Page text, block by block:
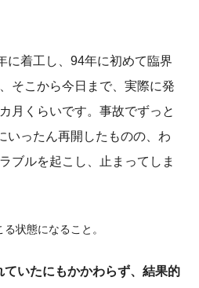
着工し、94年に初めて臨界
そこから今日まで、実際に発
月くらいです。事故でずっと
いったん再開したものの、わ
ブルを起こし、止まってしま
状態になること。
いたにもかかわらず、結果的